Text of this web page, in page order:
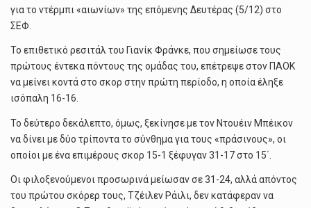
για το ντέρμπι «αιωνίων» της επόμενης Δευτέρας (5/12) στο
ΣΕΦ.
Το επιθετικό ρεσιτάλ του Γιανίκ Φράνκε, που σημείωσε τους
πρώτους έντεκα πόντους της ομάδας του, επέτρεψε στον ΠΑΟΚ
να μείνει κοντά στο σκορ στην πρώτη περίοδο, η οποία έληξε
ισόπαλη 16-16.
Το δεύτερο δεκάλεπτο, όμως, ξεκίνησε με τον Ντουέιν Μπέικον
να δίνει με δύο τρίποντα το σύνθημα για τους «πράσινους», οι
οποίοι με ένα επιμέρους σκορ 15-1 ξέφυγαν 31-17 στο 15΄.
Οι φιλοξενούμενοι προσωρινά μείωσαν σε 31-24, αλλά απόντος
του πρώτου σκόρερ τους, Τζέιλεν Ράιλι, δεν κατάφεραν να